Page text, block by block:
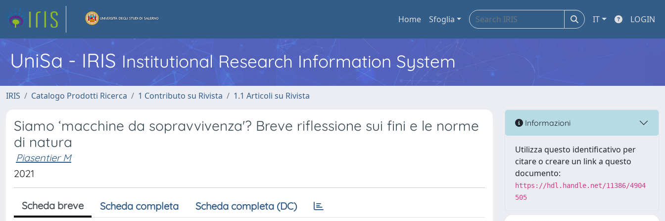
Home Sfoglia IT LOGIN
UniSa - IRIS Institutional Research Information System
IRIS Catalogo Prodotti Ricerca 1 Contributo su Rivista 1.1 Articoli su Rivista
Siamo ‘macchine da sopravvivenza'? Breve riflessione sui fini e le norme
di natura
Piasentier M
2021
Scheda breve Scheda completa Scheda completa (DC)
Informazioni
Utilizza questo identificativo per
citare o creare un link a questo
documento:
https://hdl.handle.net/11386/4904
505